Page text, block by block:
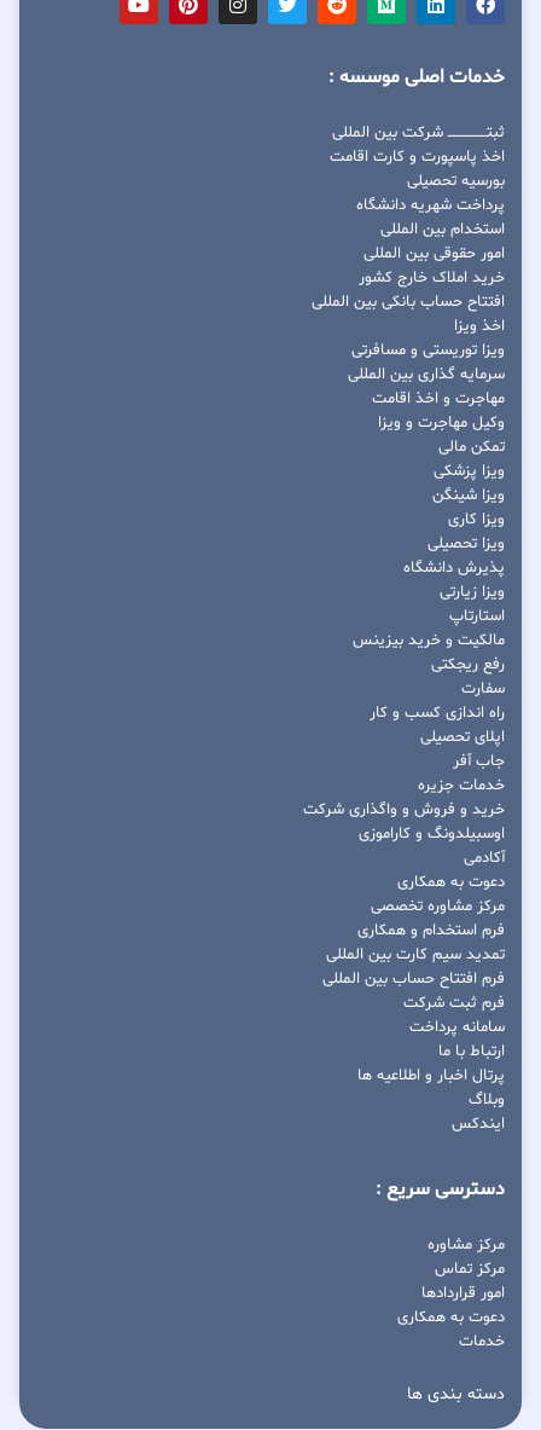
خدمات اصلی موسسه :
ثبتــــــــــــــــ شرکت بین المللی
اخذ پاسپورت و کارت اقامت
بورسیه تحصیلی
پرداخت شهریه دانشگاه
استخدام بین المللی
امور حقوقی بین المللی
خرید املاک خارج کشور
افتتاح حساب بانکی بین المللی
اخذ ویزا
ویزا توریستی و مسافرتی
سرمایه گذاری بین المللی
مهاجرت و اخذ اقامت
وکیل مهاجرت و ویزا
تمکن مالی
ویزا پزشکی
ویزا شینگن
ویزا کاری
ویزا تحصیلی
پذیرش دانشگاه
ویزا زیارتی
استارتاپ
مالکیت و خرید بیزینس
رفع ریجکتی
سفارت
راه اندازی کسب و کار
اپلای تحصیلی
جاب آفر
خدمات جزیره
خرید و فروش و واگذاری شرکت
اوسبیلدونگ و کاراموزی
آکادمی
دعوت به همکاری
مرکز مشاوره تخصصی
فرم استخدام و همکاری
تمدید سیم کارت بین المللی
فرم افتتاح حساب بین المللی
فرم ثبت شرکت
سامانه پرداخت
ارتباط با ما
پرتال اخبار و اطلاعیه ها
وبلاگ
ایندکس
دسترسی سریع :
مرکز مشاوره
مرکز تماس
امور قراردادها
دعوت به همکاری
خدمات
دسته بندی ها